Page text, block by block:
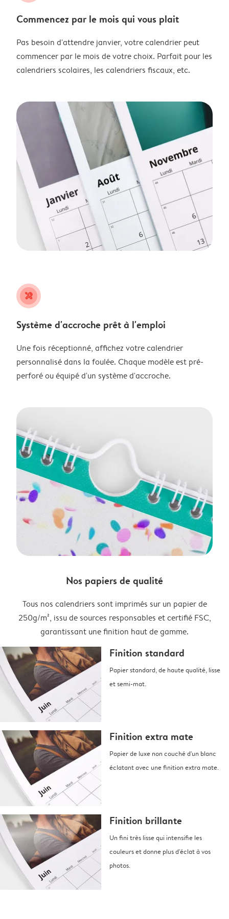
Commencez par le mois qui vous plait
Pas besoin d'attendre janvier, votre calendrier peut
commencer par le mois de votre choix. Parfait pour les
calendriers scolaires, les calendriers fiscaux, etc.
tools
Système d'accroche prêt à l'emploi
Une fois réceptionné, affichez votre calendrier
personnalisé dans la foulée. Chaque modèle est pré-
perforé ou équipé d'un système d'accroche.
Nos papiers de qualité
Tous nos calendriers sont imprimés sur un papier de
250g/m², issu de sources responsables et certifié FSC,
garantissant une finition haut de gamme.
Finition standard
Papier standard, de haute qualité, lisse
et semi-mat.
Finition extra mate
Papier de luxe non couché d'un blanc
éclatant avec une finition extra mate.
Finition brillante
Un fini très lisse qui intensifie les
couleurs et donne plus d'éclat à vos
photos.